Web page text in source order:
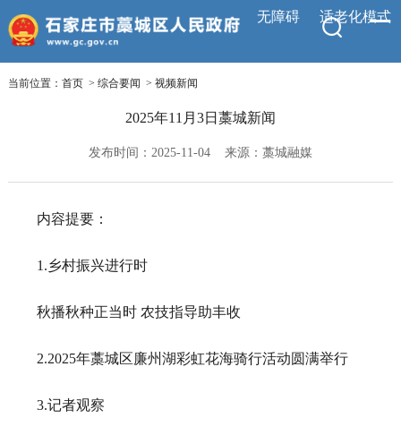
无障碍 适老化模式
当前位置： 首页> 综合要闻 > 视频新闻
2025年11月3日藁城新闻
发布时间：2025-11-04 来源：藁城融媒
内容提要：
1.乡村振兴进行时
秋播秋种正当时 农技指导助丰收
2.2025年藁城区廉州湖彩虹花海骑行活动圆满举行
3.记者观察